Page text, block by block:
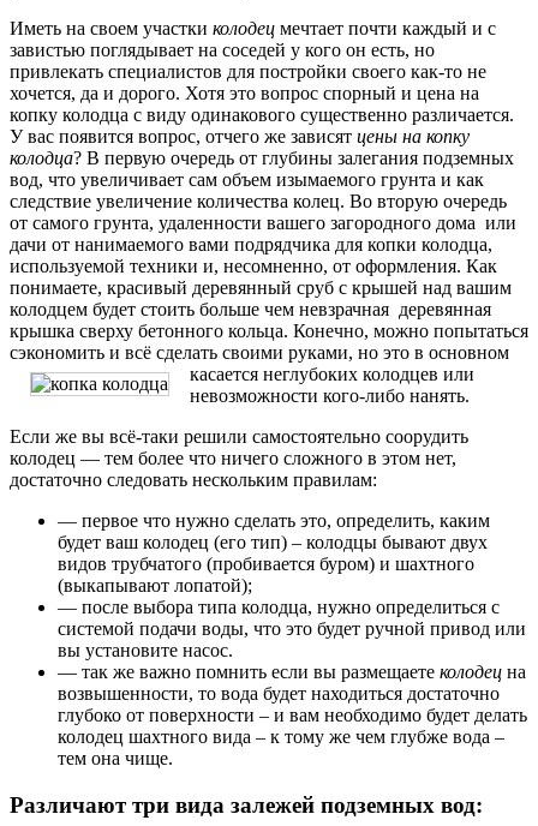
Иметь на своем участки колодец мечтает почти каждый и с
завистью поглядывает на соседей у кого он есть, но
привлекать специалистов для постройки своего как-то не
хочется, да и дорого. Хотя это вопрос спорный и цена на
копку колодца с виду одинакового существенно различается.
У вас появится вопрос, отчего же зависят цены на копку
колодца? В первую очередь от глубины залегания подземных
вод, что увеличивает сам объем изымаемого грунта и как
следствие увеличение количества колец. Во вторую очередь
от самого грунта, удаленности вашего загородного дома или
дачи от нанимаемого вами подрядчика для копки колодца,
используемой техники и, несомненно, от оформления. Как
понимаете, красивый деревянный сруб с крышей над вашим
колодцем будет стоить больше чем невзрачная деревянная
крышка сверху бетонного кольца. Конечно, можно попытаться
сэкономить и всё сделать своими руками, но это в основном
касается неглубоких колодцев или
невозможности кого-либо нанять.
Если же вы всё-таки решили самостоятельно соорудить
колодец — тем более что ничего сложного в этом нет,
достаточно следовать нескольким правилам:
— первое что нужно сделать это, определить, каким
будет ваш колодец (его тип) – колодцы бывают двух
видов трубчатого (пробивается буром) и шахтного
(выкапывают лопатой);
— после выбора типа колодца, нужно определиться с
системой подачи воды, что это будет ручной привод или
вы установите насос.
— так же важно помнить если вы размещаете колодец на
возвышенности, то вода будет находиться достаточно
глубоко от поверхности – и вам необходимо будет делать
колодец шахтного вида – к тому же чем глубже вода –
тем она чище.
Различают три вида залежей подземных вод: